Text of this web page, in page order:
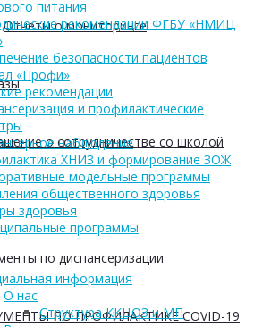
Отчеты о мониторинге
о сотрудничестве со школой
по диспансеризации
ПО ПРОФИЛАКТИКЕ COVID-19
питания
рекомендации ФГБУ «НМИЦ
безопасности пациентов
«Профи»
рекомендации
и профилактические
наблюдение
ХНИЗ и формирование ЗОЖ
модельные программы
общественного здоровья
здоровья
программы
информация
О нас
Структура ККЦОЗ и МП